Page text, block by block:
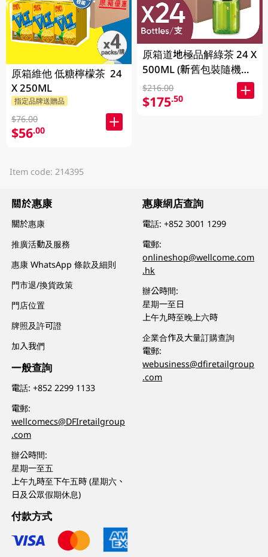
原箱維他 低糖檸檬茶 24
X 250ML
指定品牌送贈品
$76.00
$56.00
原箱道地極品解綠茶 24 X
500ML (新舊包裝隨機發
貨)
$216.00
$175.50
Item code: 214395
關於惠康
關於惠康
推廣活動及服務
惠康 WhatsApp 條款及細則
門市退/換貨政策
門店位置
牌照及許可證
加入我們
一般查詢
電話:+852 2299 1133
電郵:
wellcomecs@DFIretailgroup
.com
辦公時間:
星期一至五
上午九時至下午五時 (星期六、
日及公眾假期休息)
惠康網店查詢
電話:+852 3001 1299
電郵:
onlineshop@wellcome.com
.hk
辦公時間:
星期一至日
上午九時至晚上六時
企業合作及大量訂購查詢
電郵:
webusiness@dfiretailgroup
.com
付款方式